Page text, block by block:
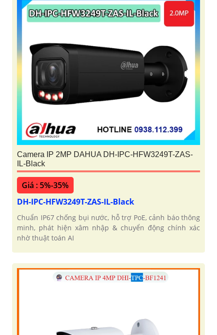
Camera IP 2MP DAHUA DH-IPC-HFW3249T-ZAS-
IL-Black
Giá : 5%-35%
DH-IPC-HFW3249T-ZAS-IL-Black
Chuẩn IP67 chống bụi nước, hỗ trợ PoE, cảnh báo thông
minh, phát hiện xâm nhập & chuyển động chính xác
nhờ thuật toán AI